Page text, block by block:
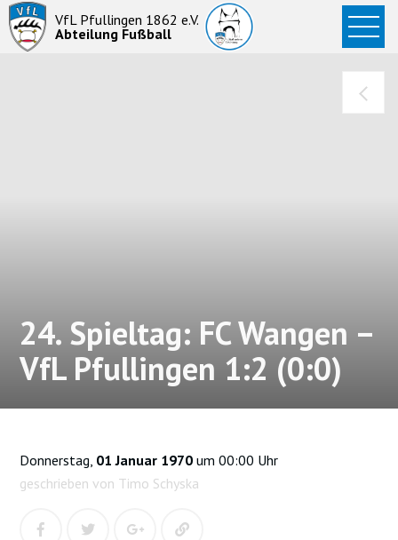
VfL Pfullingen 1862 e.V.
Abteilung Fußball
Startseite
News
24. Spieltag: FC Wangen –
VfL Pfullingen 1:2 (0:0)
Donnerstag, 01 Januar 1970 um 00:00 Uhr
geschrieben von Timo Schyska